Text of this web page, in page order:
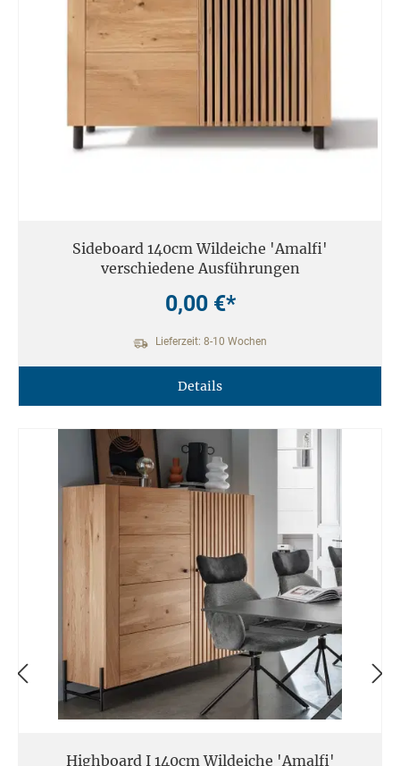
Sideboard 140cm Wildeiche 'Amalfi'
verschiedene Ausführungen
0,00 €*
Lieferzeit: 8-10 Wochen
Details
Highboard I 140cm Wildeiche 'Amalfi'